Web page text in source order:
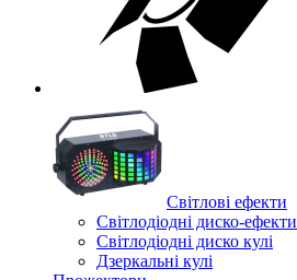
Cвітлові ефекти
Світлодіодні диско-ефекти
Світлодіодні диско кулі
Дзеркальні кулі